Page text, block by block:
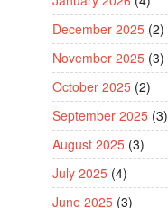
December 2025 (2)
November 2025 (3)
October 2025 (2)
September 2025 (3)
August 2025 (3)
July 2025 (4)
June 2025 (3)